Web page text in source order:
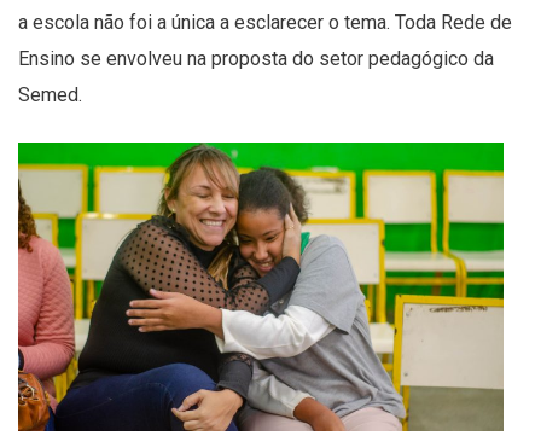
a escola não foi a única a esclarecer o tema. Toda Rede de
Ensino se envolveu na proposta do setor pedagógico da
Semed.